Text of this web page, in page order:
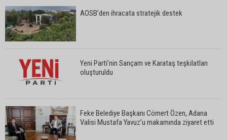
AOSB’den ihracata stratejik destek
Yeni Parti’nin Sarıçam ve Karataş teşkilatları
oluşturuldu
Feke Belediye Başkanı Cömert Özen, Adana
Valisi Mustafa Yavuz’u makamında ziyaret etti